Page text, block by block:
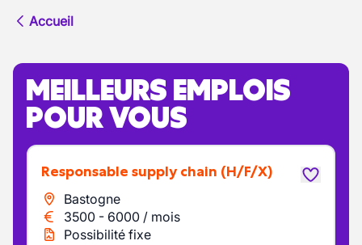
Accueil
MEILLEURS EMPLOIS
POUR VOUS
Responsable supply chain (H/F/X)
Bastogne
3500 - 6000 / mois
Possibilité fixe